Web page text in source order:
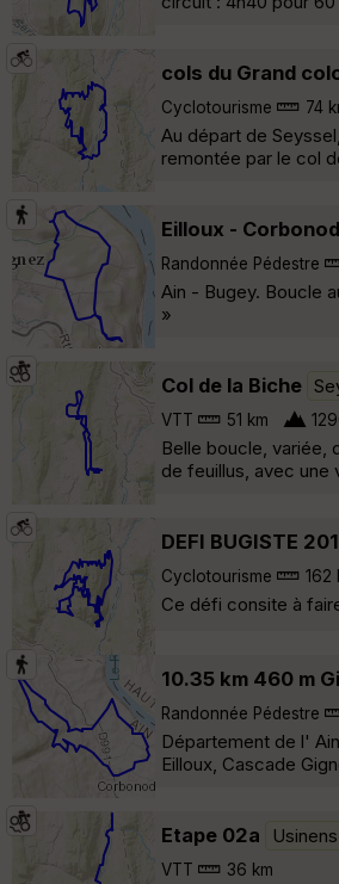
cols du Grand
Cyclotourisme 74
Au départ de
remontée par le col
Eilloux - Corbonod
Randonnée Pédestre
Ain - Bugey. Boucle
»
Col de la Biche
VTT 51 km
Belle boucle, variée,
de feuillus, avec une
DEFI BUGISTE
Cyclotourisme 162
Ce défi consite à
10.35 km 460 m
Randonnée Pédestre
Département de l'
Eilloux, Cascade
Etape 02a Usinens
VTT 36 km